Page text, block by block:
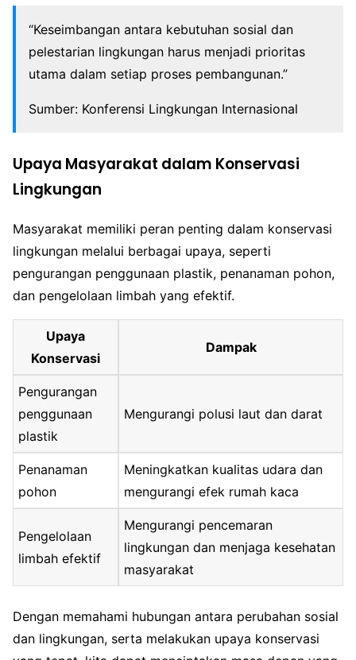
“Keseimbangan antara kebutuhan sosial dan
pelestarian lingkungan harus menjadi prioritas
utama dalam setiap proses pembangunan.”
Sumber: Konferensi Lingkungan Internasional
Upaya Masyarakat dalam Konservasi
Lingkungan
Masyarakat memiliki peran penting dalam konservasi
lingkungan melalui berbagai upaya, seperti
pengurangan penggunaan plastik, penanaman pohon,
dan pengelolaan limbah yang efektif.
Upaya
Konservasi
Dampak
Pengurangan
penggunaan
plastik
Mengurangi polusi laut dan darat
Penanaman
pohon
Meningkatkan kualitas udara dan
mengurangi efek rumah kaca
Pengelolaan
limbah efektif
Mengurangi pencemaran
lingkungan dan menjaga kesehatan
masyarakat
Dengan memahami hubungan antara perubahan sosial
dan lingkungan, serta melakukan upaya konservasi